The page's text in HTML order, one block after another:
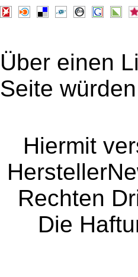
Über einen
Seite
Hiermit
Rechten
Die